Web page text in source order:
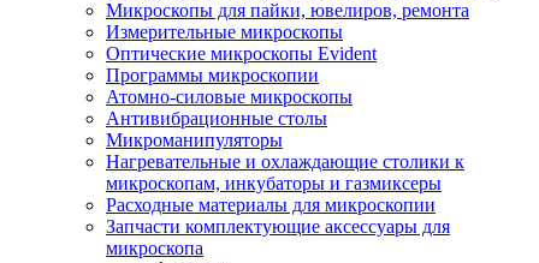
Микроскопы для пайки, ювелиров, ремонта
Измерительные микроскопы
Оптические микроскопы Evident
Программы микроскопии
Атомно-силовые микроскопы
Антивибрационные столы
Микроманипуляторы
Нагревательные и охлаждающие столики к
микроскопам, инкубаторы и газмиксеры
Расходные материалы для микроскопии
Запчасти комплектующие аксессуары для
микроскопа